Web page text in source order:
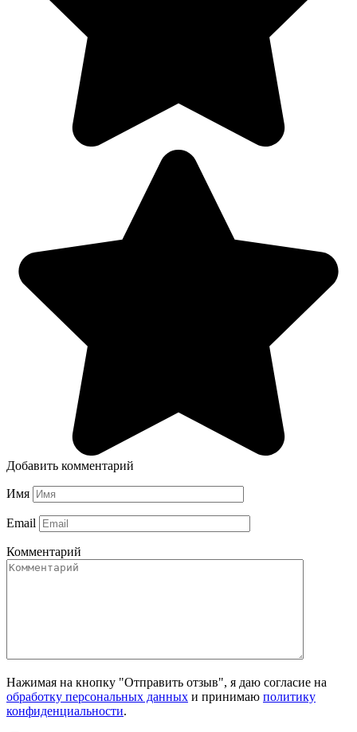
Добавить комментарий
Имя
Email
Комментарий
Нажимая на кнопку "Отправить отзыв", я даю согласие на
обработку персональных данных и принимаю политику
конфиденциальности.